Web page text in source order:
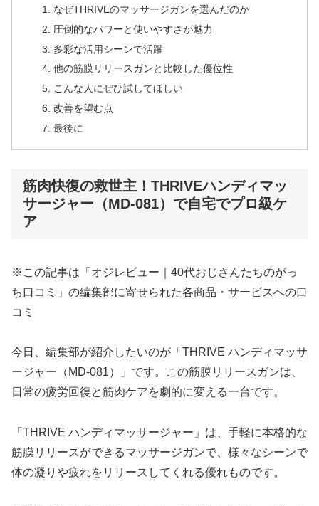
なぜTHRIVEのマッサージガンを選んだのか
圧倒的なパワーと使いやすさが魅力
多彩な活用シーンで活躍
他の筋膜リリースガンと比較した優位性
こんな人にぜひ試してほしい
改善を望む点
最後に
筋肉快復の救世主！THRIVEハンディマッ
サージャー（MD-081）で自宅でプロ級ケ
ア
※この記事は「オジレビュー｜40代おじさんたちのがっ
ち口コミ」の編集部に寄せられた各商品・サービスへの口
コミ
今日、編集部が紹介したいのが「THRIVE ハンディマッサ
ージャー（MD-081）」です。この筋膜リリースガンは、
日常の疲労回復と筋肉ケアを劇的に変える一台です。
「THRIVE ハンディマッサージャー」は、手軽に本格的な
筋膜リリースができるマッサージガンで、様々なシーンで
体の凝りや疲れをリリースしてくれる優れものです。